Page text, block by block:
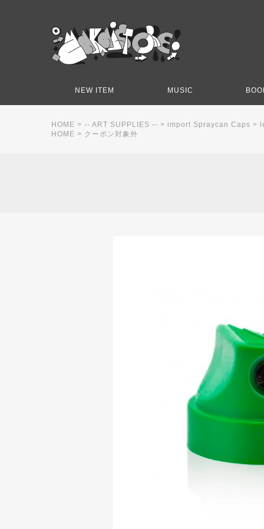
NEW ITEM MUSIC
HOME > -- ART SUPPLIES -- > import Spraycan Caps >
HOME > クーポン対象外